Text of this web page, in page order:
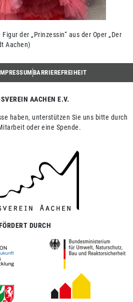
der „Prinzessin“ aus der Oper „Der
Aachen)
BARRIEREFREIHEIT
AACHEN E.V.
haben, unterstützen Sie uns bitte durch
oder eine Spende.
DURCH